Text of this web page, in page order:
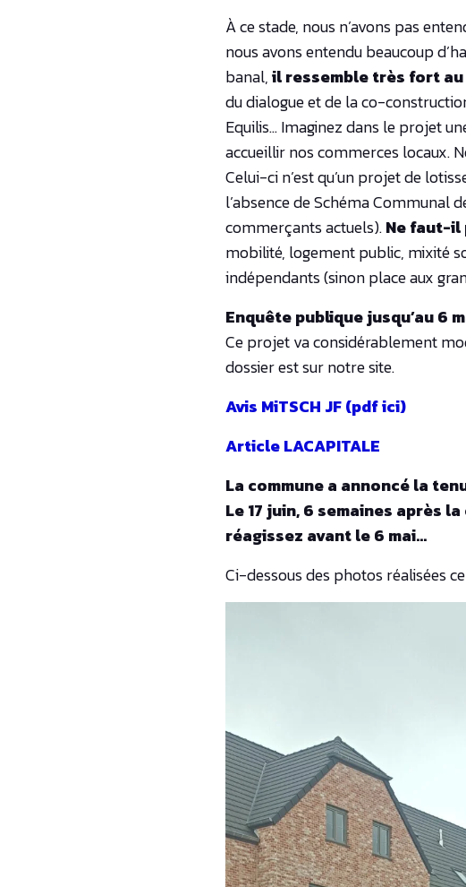
À ce stade, nous n’avons pas
nous avons entendu beaucoup
banal,il ressemble très fort
du dialogue et de la co-
Equilis… Imaginez dans le projet
accueillir nos commerces locaux.
Celui-ci n’est qu’un projet de
l’absence de Schéma
commerçants actuels).Ne faut-il
mobilité, logement public, mixité
indépendants (sinon place aux
Enquête publique jusqu’au 6
Ce projet va considérablement
dossier est sur notre site.
Avis MiTSCH JF (pdf ici)
Article LACAPITALE
La commune a annoncé la
Le 17 juin, 6 semaines après
réagissez avant le 6 mai…
Ci-dessous des photos réalisées